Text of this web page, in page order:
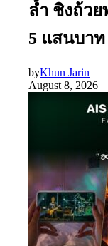
ล้ำ ชิงถ้วย
5 แสนบาท
byKhun Jarin
August 8, 2026